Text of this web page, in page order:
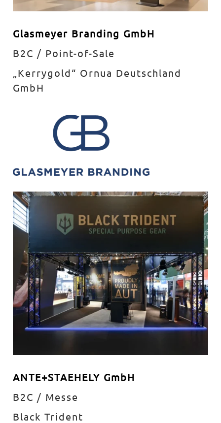
Glasmeyer Branding GmbH
B2C / Point-of-Sale
„Kerrygold“ Ornua Deutschland
GmbH
ANTE+STAEHELY GmbH
B2C / Messe
Black Trident